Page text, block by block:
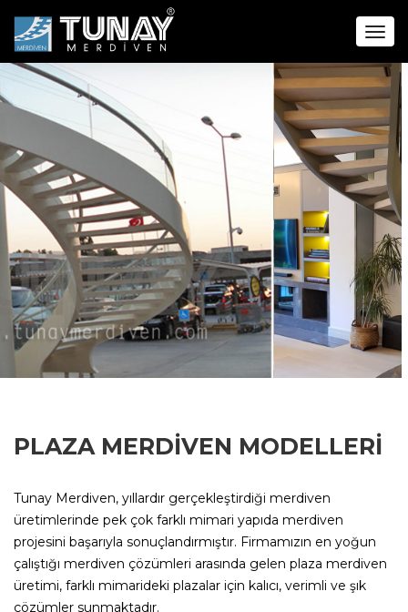
PLAZA MERDİVEN MODELLERİ
Tunay Merdiven, yıllardır gerçekleştirdiği merdiven
üretimlerinde pek çok farklı mimari yapıda merdiven
projesini başarıyla sonuçlandırmıştır. Firmamızın en yoğun
çalıştığı merdiven çözümleri arasında gelen plaza merdiven
üretimi, farklı mimarideki plazalar için kalıcı, verimli ve şık
çözümler sunmaktadır.